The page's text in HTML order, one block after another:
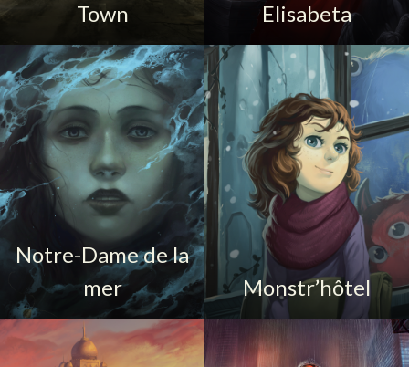
Town Elisabeta
Notre-Dame de la
mer
Monstr’hôtel